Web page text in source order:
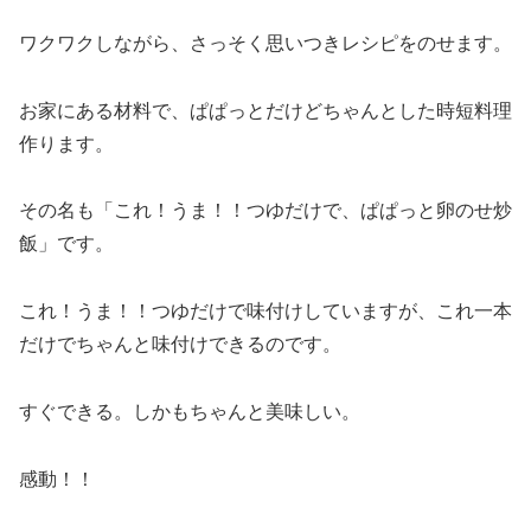
ワクワクしながら、さっそく思いつきレシピをのせます。
お家にある材料で、ぱぱっとだけどちゃんとした時短料理
作ります。
その名も「これ！うま！！つゆだけで、ぱぱっと卵のせ炒
飯」です。
これ！うま！！つゆだけで味付けしていますが、これ一本
だけでちゃんと味付けできるのです。
すぐできる。しかもちゃんと美味しい。
感動！！